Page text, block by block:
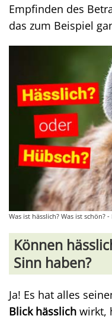
Empfinden des
das zum Beispiel
Was ist hässlich? Was ist
Können
Sinn haben?
Ja! Es hat alles
Blick hässlich wirkt,